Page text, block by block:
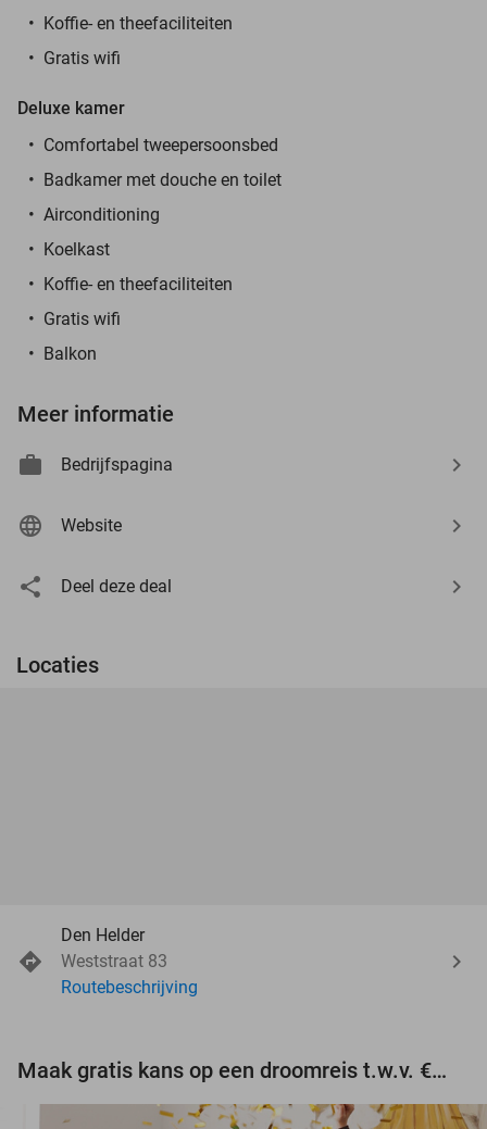
Koffie- en theefaciliteiten
Gratis wifi
Deluxe kamer
Comfortabel tweepersoonsbed
Badkamer met douche en toilet
Airconditioning
Koelkast
Koffie- en theefaciliteiten
Gratis wifi
Balkon
Meer informatie
Bedrijfspagina
Website
Deel deze deal
Locaties
Den Helder
Weststraat 83
Routebeschrijving
Maak gratis kans op een droomreis t.w.v. €3.000!